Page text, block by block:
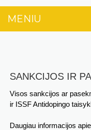
MENIU
SANKCIJOS IR
Visos sankcijos ar
ir ISSF Antidopingo
Daugiau informacijos